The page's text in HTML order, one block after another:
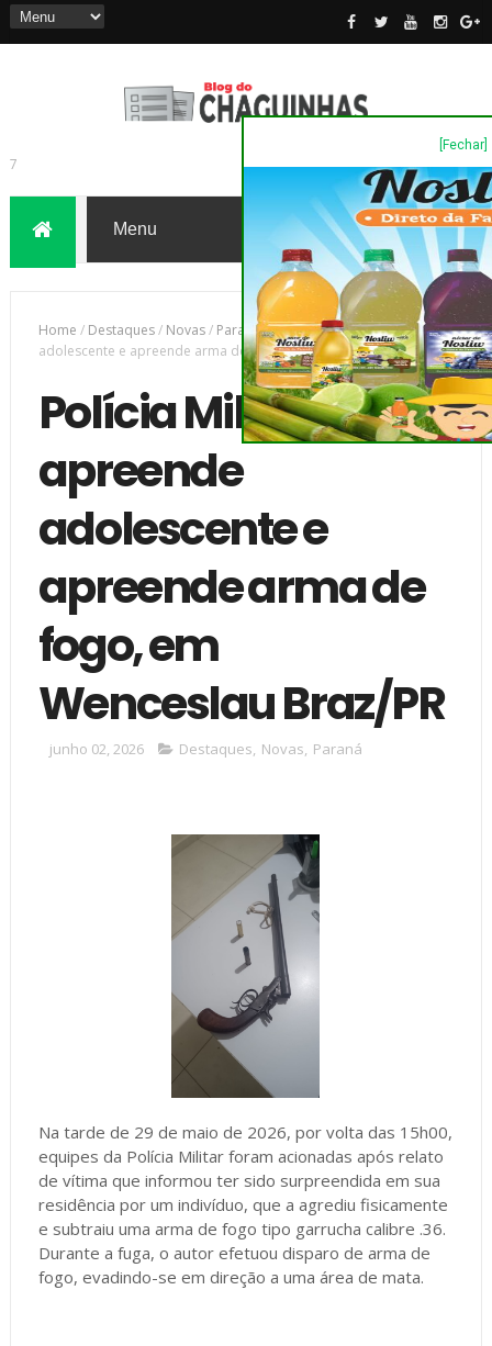
[Fechar]
7
Home / Destaques/ Novas/ Paraná/Polícia Militar apreende
adolescente e apreende arma de fogo, em Wenceslau Braz/PR
Polícia Militar
apreende
adolescente e
apreende arma de
fogo, em
Wenceslau Braz/PR
junho 02, 2026 Destaques, Novas, Paraná
Na tarde de 29 de maio de 2026, por volta das 15h00,
equipes da Polícia Militar foram acionadas após relato
de vítima que informou ter sido surpreendida em sua
residência por um indivíduo, que a agrediu fisicamente
e subtraiu uma arma de fogo tipo garrucha calibre .36.
Durante a fuga, o autor efetuou disparo de arma de
fogo, evadindo-se em direção a uma área de mata.